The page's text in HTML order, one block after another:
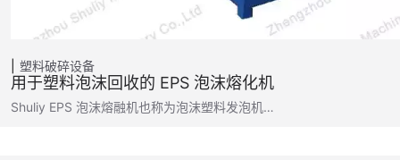
塑料破碎设备
用于塑料泡沫回收的 EPS 泡沫熔化机
Shuliy EPS 泡沫熔融机也称为泡沫塑料发泡机…